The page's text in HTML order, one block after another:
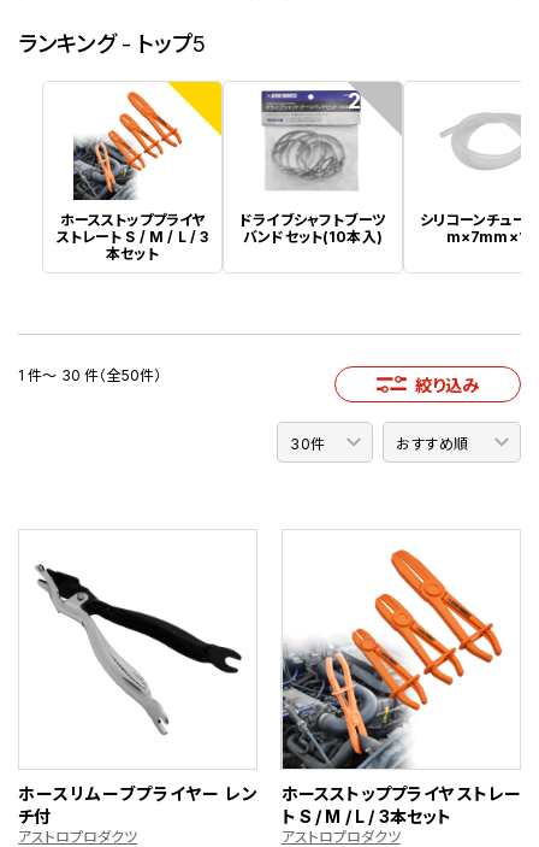
ランキング - トップ5
1
ホースストッププライヤ
ストレート S / M / L / 3
本セット
2
ドライブシャフトブーツ
バンドセット(10本入)
シリコーンチュー
1 件～ 30 件（全50件） 絞り込み
ホースリムーブプライヤー レン
チ付
アストロプロダクツ
ホースストッププライヤ ストレー
ト S / M / L / 3本セット
アストロプロダクツ